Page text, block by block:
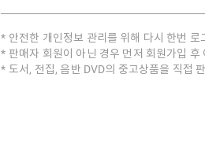
안전한 개인정보 관리를 위해 다시 한번 로
판매자 회원이 아닌 경우 먼저 회원가입 후
도서, 전집, 음반 DVD의 중고상품을 직접